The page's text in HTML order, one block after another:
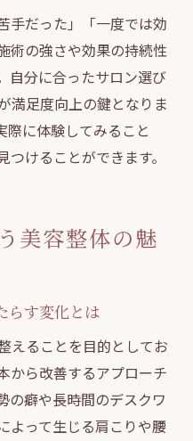
手だった」「一度では効
術の強さや効果の持続性
自分に合ったサロン選び
満足度向上の鍵となりま
際に体験してみること
けることができます。
美容整体の魅
らす変化とは
えることを目的としてお
から改善するアプローチ
の癖や長時間のデスクワ
よって生じる肩こりや腰